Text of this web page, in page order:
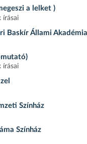
a lelket )
írásai
Baskír Állami
írásai
Színház
Színház